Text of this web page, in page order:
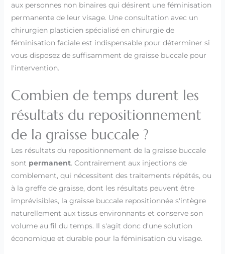
aux personnes non binaires qui désirent une féminisation
permanente de leur visage. Une consultation avec un
chirurgien plasticien spécialisé en chirurgie de
féminisation faciale est indispensable pour déterminer si
vous disposez de suffisamment de graisse buccale pour
l'intervention.
Combien de temps durent les
résultats du repositionnement
de la graisse buccale ?
Les résultats du repositionnement de la graisse buccale
sont permanent. Contrairement aux injections de
comblement, qui nécessitent des traitements répétés, ou
à la greffe de graisse, dont les résultats peuvent être
imprévisibles, la graisse buccale repositionnée s'intègre
naturellement aux tissus environnants et conserve son
volume au fil du temps. Il s'agit donc d'une solution
économique et durable pour la féminisation du visage.